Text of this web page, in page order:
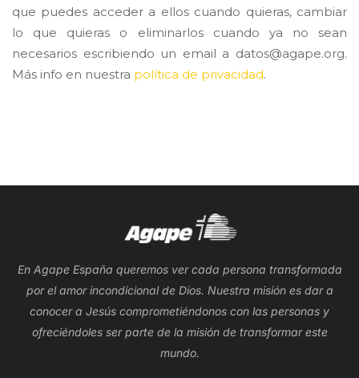
que puedes acceder a ellos cuando quieras, cambiar
lo que quieras o eliminarlos cuando ya no sean
necesarios escribiendo un email a datos@agape.org.
Más info en nuestra política de privacidad.
En Agape España queremos ver cada persona transformada
por el amor incondicional de Dios. Nuestra misión es dar a
conocer a Jesús comprometiéndonos con las personas y
ofreciéndoles ser parte de la misión de transformar este
mundo.